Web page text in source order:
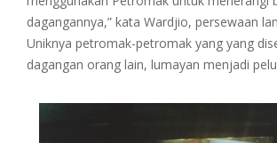
dagangannya,” kata Wardjio, persewaan
Uniknya petromak-petromak yang yang
dagangan orang lain, lumayan menjadi